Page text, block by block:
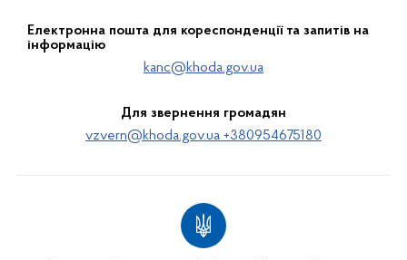
Електронна пошта для кореспонденції та запитів на
інформацію
kanc@khoda.gov.ua
Для звернення громадян
vzvern@khoda.gov.ua +380954675180